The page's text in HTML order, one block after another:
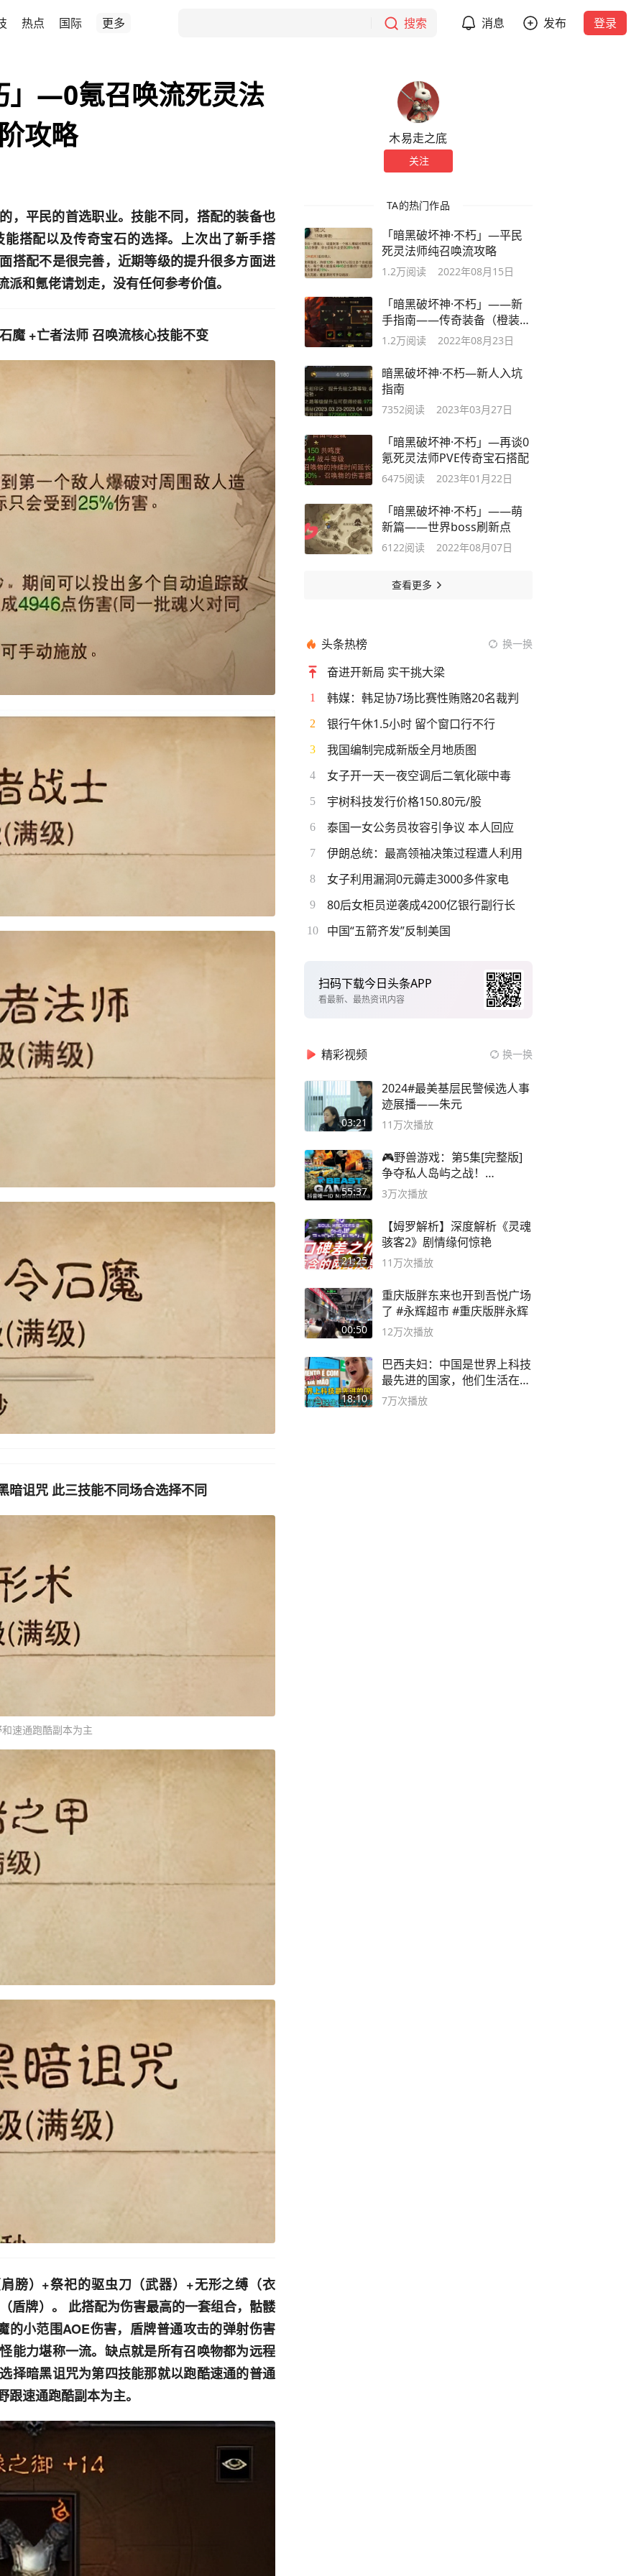
热点 国际 更多 搜索 消息 发布 登录
」—0氪召唤流死灵法
攻略
，平民的首选职业。技能不同，搭配的装备也
搭配以及传奇宝石的选择。上次出了新手搭
搭配不是很完善，近期等级的提升很多方面进
和氪佬请划走，没有任何参考价值。
魔 +亡者法师 召唤流核心技能不变
诅咒 此三技能不同场合选择不同
速通跑酷副本为主
膀）+祭祀的驱虫刀（武器）+无形之缚（衣
盾牌）。 此搭配为伤害最高的一套组合，骷髅
的小范围AOE伤害，盾牌普通攻击的弹射伤害
能力堪称一流。缺点就是所有召唤物都为远程
择暗黑诅咒为第四技能那就以跑酷速通的普通
速通跑酷副本为主。
木易走之底
关注
TA的热门作品
「暗黑破坏神·不朽」—平民
死灵法师纯召唤流攻略
1.2万阅读 2022年08月15日
「暗黑破坏神·不朽」——新
手指南——传奇装备（橙装）
出处汇总
1.2万阅读 2022年08月23日
暗黑破坏神·不朽—新人入坑
指南
7352阅读 2023年03月27日
「暗黑破坏神·不朽」—再谈0
氪死灵法师PVE传奇宝石搭配
6475阅读 2023年01月22日
「暗黑破坏神·不朽」——萌
新篇——世界boss刷新点
6122阅读 2022年08月07日
查看更多
头条热榜 换一换
奋进开新局 实干挑大梁
1 韩媒：韩足协7场比赛性贿赂20名裁判
2 银行午休1.5小时 留个窗口行不行
3 我国编制完成新版全月地质图
4 女子开一天一夜空调后二氧化碳中毒
5 宇树科技发行价格150.80元/股
6 泰国一女公务员妆容引争议 本人回应
7 伊朗总统：最高领袖决策过程遭人利用
8 女子利用漏洞0元薅走3000多件家电
9 80后女柜员逆袭成4200亿银行副行长
10 中国“五箭齐发”反制美国
扫码下载今日头条APP
看最新、最热资讯内容
精彩视频 换一换
03:21
2024#最美基层民警候选人事
迹展播——朱元
11万次播放
55:37
🎮野兽游戏：第5集[完整版]
争夺私人岛屿之战！
#MrBeastChina
3万次播放
21:25
【姆罗解析】深度解析《灵魂
骇客2》剧情缘何惊艳
11万次播放
00:50
重庆版胖东来也开到吾悦广场
了 #永辉超市 #重庆版胖永辉
12万次播放
18:10
巴西夫妇：中国是世界上科技
最先进的国家，他们生活在
2999年
7万次播放